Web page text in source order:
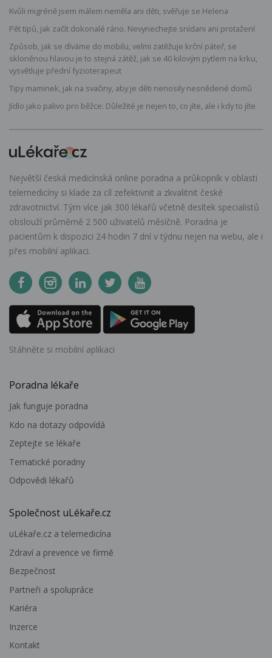
Kvůli migréně jsem málem neměla ani děti, svěřuje se Helena
Pět tipů, jak začít dokonalé ráno. Nevynechejte snídani ani protažení
Způsob, jak se díváme do mobilu, velmi zatěžuje krční páteř, se
skloněnou hlavou je to stejná zátěž, jak se 40 kilovým pytlem na krku,
vysvětluje přední fyzioterapeut
Tipy maminek, jak na svačiny, aby je děti nenosily nesnědené domů
Jídlo jako palivo pro běžce: Důležité je nejen to, co jíte, ale i kdy to jíte
Největší česká medicínská online poradna a průkopník v oblasti
telemedicíny si klade za cíl zefektivnit a zkvalitnit české
zdravotnictví. Tým více jak 300 lékařů včetně desítek specialistů
obslouží průměrně 2 500 uživatelů měsíčně. Poradna je
pacientům k dispozici 24 hodin 7 dní v týdnu nejen na webu, ale i
přes mobilní aplikaci.
Stáhněte si mobilní aplikaci
Poradna lékaře
Jak funguje poradna
Kdo na dotazy odpovídá
Zeptejte se lékaře
Tematické poradny
Odpovědi lékařů
Společnost uLékaře.cz
uLékaře.cz a telemedicína
Zdraví a prevence ve firmě
Bezpečnost
Partneři a spolupráce
Kariéra
Inzerce
Kontakt